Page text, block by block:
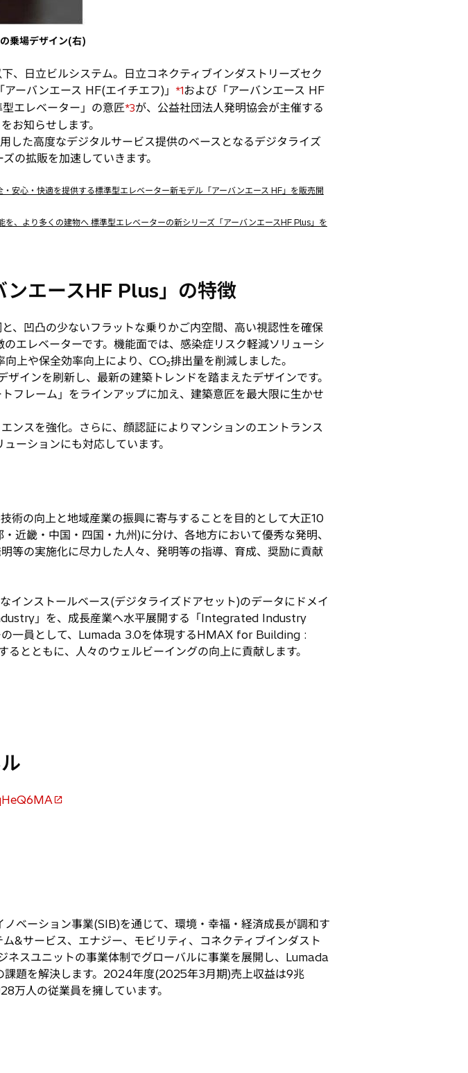
乗場デザイン(右)
、日立ビルシステム。日立コネクティブインダストリーズセク
ーバンエース HF(エイチエフ)」
*1および「アーバンエース HF
エレベーター」の意匠*3が、公益社団法人発明協会が主催する
お知らせします。
た高度なデジタルサービス提供のベースとなるデジタライズ
の拡販を加速していきます。
安心・快適を提供する標準型エレベーター新モデル「アーバンエース HF」を販売開
、より多くの建物へ 標準型エレベーターの新シリーズ「アーバンエースHF Plus」を
ンエースHF Plus」の特徴
、凹凸の少ないフラットな乗りかご内空間、高い視認性を確保
エレベーターです。機能面では、感染症リスク軽減ソリューシ
上や保全効率向上により、CO₂排出量を削減しました。
インを刷新し、最新の建築トレンドを踏まえたデザインです。
フレーム」をラインアップに加え、建築意匠を最大限に生かせ
ンスを強化。さらに、顔認証によりマンションのエントランス
ーションにも対応しています。
術の向上と地域産業の振興に寄与することを目的として大正10
近畿・中国・四国・九州)に分け、各地方において優秀な発明、
等の実施化に尽力した人々、発明等の指導、育成、奨励に貢献
インストールベース(デジタライズドアセット)のデータにドメイ
」を、成長産業へ水平展開する「Integrated Industry
一員として、Lumada 3.0を体現するHMAX for Building :
とともに、人々のウェルビーイングの向上に貢献します。
ベーション事業(SIB)を通じて、環境・幸福・経済成長が調和す
&サービス、エナジー、モビリティ、コネクティブインダスト
ネスユニットの事業体制でグローバルに事業を展開し、Lumada
課題を解決します。2024年度(2025年3月期)売上収益は9兆
万人の従業員を擁しています。